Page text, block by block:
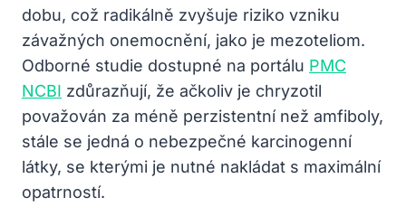
dobu, což radikálně zvyšuje riziko vzniku
závažných onemocnění, jako je mezoteliom.
Odborné studie dostupné na portálu PMC
NCBI zdůrazňují, že ačkoliv je chryzotil
považován za méně perzistentní než amfiboly,
stále se jedná o nebezpečné karcinogenní
látky, se kterými je nutné nakládat s maximální
opatrností.